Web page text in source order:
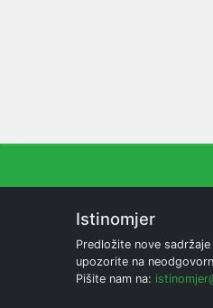
Istinomjer
Predložite nove sadržaje
upozorite na
Pišite nam na: